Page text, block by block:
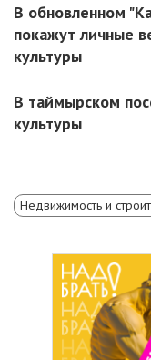
В обновленном
покажут личные
культуры
В таймырском
культуры
Недвижимость и